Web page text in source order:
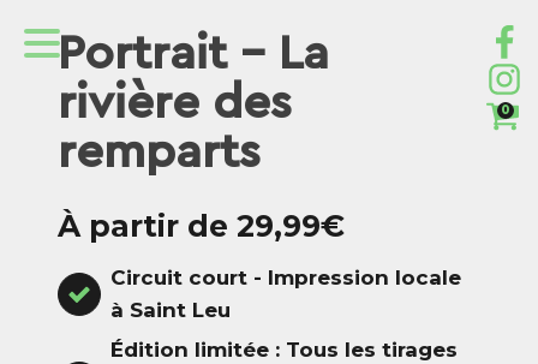
Portrait - La
rivière des
remparts
À partir de 29,99€
Circuit court - Impression locale
à Saint Leu
Édition limitée : Tous les tirages
0